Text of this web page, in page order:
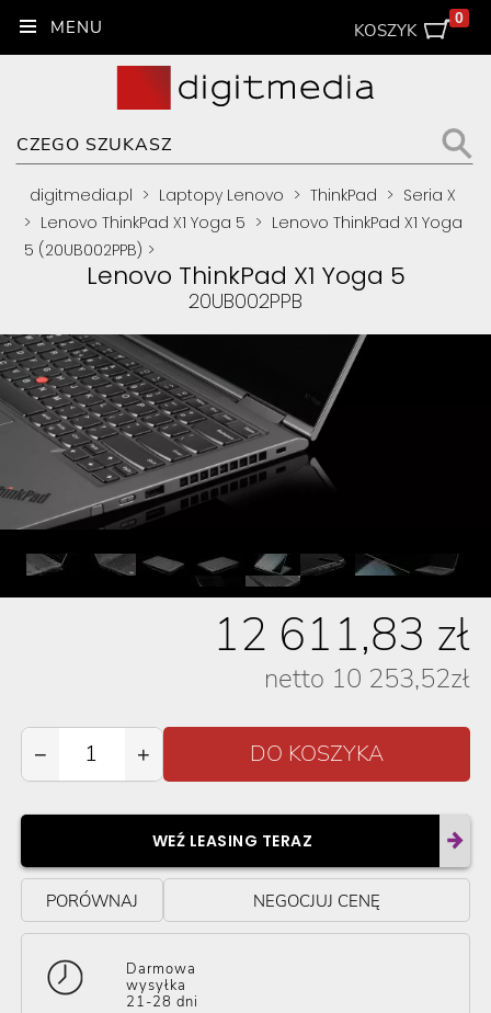
KOSZYK
0
digitmedia.pl > Laptopy Lenovo > ThinkPad > Seria X
> Lenovo ThinkPad X1 Yoga 5 > Lenovo ThinkPad X1 Yoga
5 (20UB002PPB) >
Lenovo ThinkPad X1 Yoga 5
20UB002PPB
12 611,83 zł
netto 10 253,52zł
− +
WEŹ LEASING TERAZ
PORÓWNAJ NEGOCJUJ CENĘ
Darmowa
wysyłka
21-28 dni